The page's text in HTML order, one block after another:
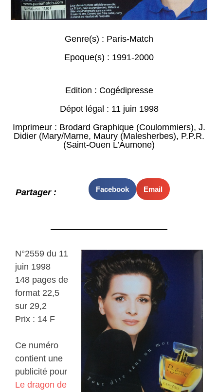
Genre(s) : Paris-Match
Epoque(s) : 1991-2000
Edition : Cogédipresse
Dépot légal : 11 juin 1998
Imprimeur : Brodard Graphique (Coulommiers), J.
Didier (Mary/Marne, Maury (Malesherbes), P.P.R.
(Saint-Ouen L’Aumone)
Partager : Facebook Email
N°2559 du 11
juin 1998
148 pages de
format 22,5
sur 29,2
Prix : 14 F
Ce numéro
contient une
publicité pour
Le dragon de